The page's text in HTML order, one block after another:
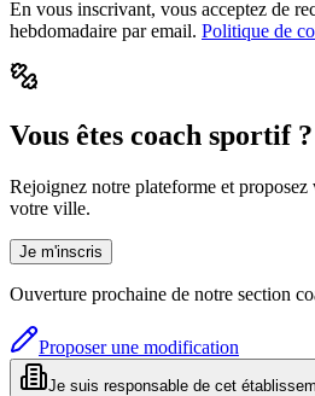
En vous inscrivant, vous acceptez de
hebdomadaire par email. Politique de
Vous êtes coach sportif ?
Rejoignez notre plateforme et
votre ville.
Je m'inscris
Ouverture prochaine de notre section
Proposer une modification
Je suis responsable de cet